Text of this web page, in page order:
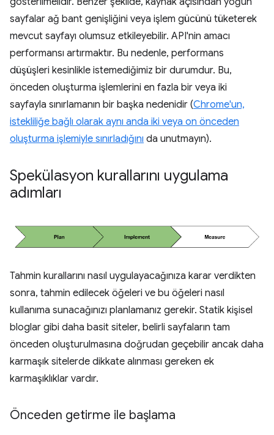
sayfalar ağ bant genişliğini veya işlem gücünü tüketerek
mevcut sayfayı olumsuz etkileyebilir. API'nin amacı
performansı artırmaktır. Bu nedenle, performans
düşüşleri kesinlikle istemediğimiz bir durumdur. Bu,
önceden oluşturma işlemlerini en fazla bir veya iki
sayfayla sınırlamanın bir başka nedenidir (Chrome'un,
istekliliğe bağlı olarak aynı anda iki veya on önceden
oluşturma işlemiyle sınırladığını da unutmayın).
Spekülasyon kurallarını uygulama
adımları
Tahmin kurallarını nasıl uygulayacağınıza karar verdikten
sonra, tahmin edilecek öğeleri ve bu öğeleri nasıl
kullanıma sunacağınızı planlamanız gerekir. Statik kişisel
bloglar gibi daha basit siteler, belirli sayfaların tam
önceden oluşturulmasına doğrudan geçebilir ancak daha
karmaşık sitelerde dikkate alınması gereken ek
karmaşıklıklar vardır.
Önceden getirme ile başlama